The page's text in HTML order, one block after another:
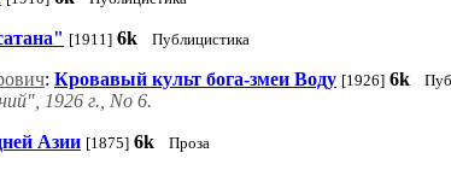
[1911] 6k Публицистика
: Кровавый культ бога-змеи Воду [1926] 6k
1926 г., No 6.
Азии [1875] 6k Проза